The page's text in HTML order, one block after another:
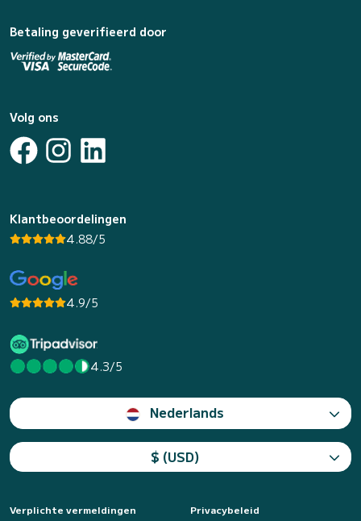
Betaling geverifieerd door
Volg ons
Klantbeoordelingen
4.88/5
4.9/5
4.3/5
Nederlands
$ (USD)
Verplichte vermeldingen
Privacybeleid